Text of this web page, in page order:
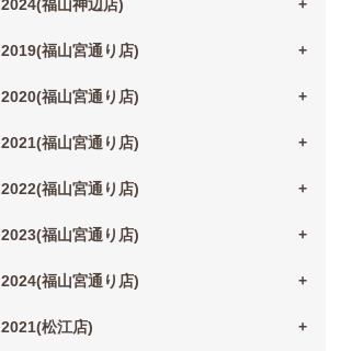
2024(福山神辺店)
2019(福山宮通り店)
2020(福山宮通り店)
2021(福山宮通り店)
2022(福山宮通り店)
2023(福山宮通り店)
2024(福山宮通り店)
2021(松江店)